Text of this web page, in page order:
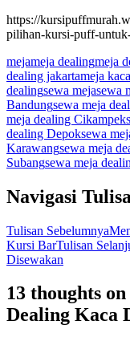
https://
pilihan-kursi-puff-
mejameja dealingmeja
dealing jakartameja kaca
dealingsewa mejasewa
Bandungsewa meja
meja dealing Cikampek
dealing Depoksewa
Karawangsewa meja
Subangsewa meja
Navigasi
Tulisan Sebelumnya
Kursi BarTulisan
Disewakan
13 thoughts
Dealing Kaca